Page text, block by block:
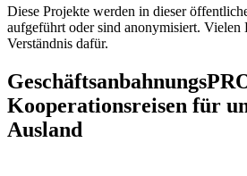
Diese Projekte werden in dieser
aufgeführt oder sind anonymisiert.
Verständnis dafür.
Kooperationsreisen für
Ausland